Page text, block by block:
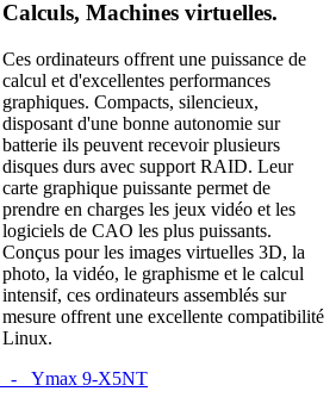
Calculs, Machines virtuelles.
Ces ordinateurs offrent une puissance de
calcul et d'excellentes performances
graphiques. Compacts, silencieux,
disposant d'une bonne autonomie sur
batterie ils peuvent recevoir plusieurs
disques durs avec support RAID. Leur
carte graphique puissante permet de
prendre en charges les jeux vidéo et les
logiciels de CAO les plus puissants.
Conçus pour les images virtuelles 3D, la
photo, la vidéo, le graphisme et le calcul
intensif, ces ordinateurs assemblés sur
mesure offrent une excellente compatibilité
Linux.
- Ymax 9-X5NT